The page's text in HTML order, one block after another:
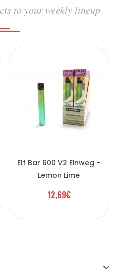
to your weekly lineup
Elf Bar 600 V2 Einweg -
Lemon Lime
12,69€